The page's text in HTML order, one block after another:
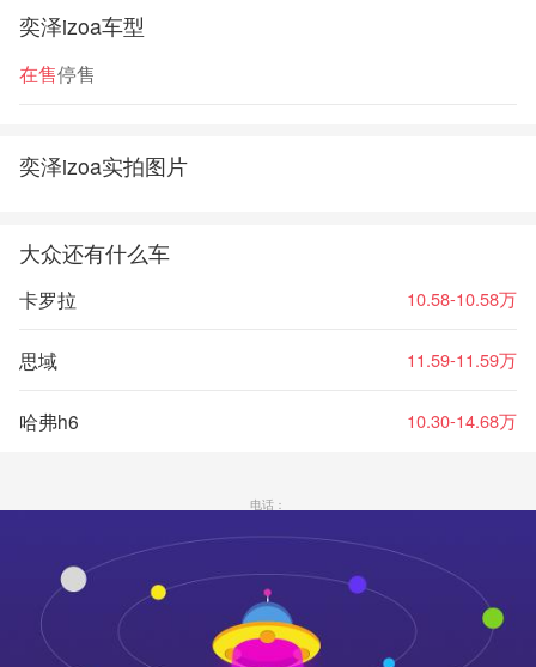
奕泽izoa车型
在售停售
奕泽izoa实拍图片
大众还有什么车
卡罗拉 10.58-10.58万
思域 11.59-11.59万
哈弗h6 10.30-14.68万
电话：